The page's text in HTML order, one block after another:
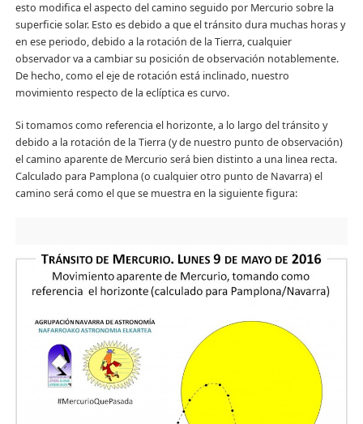
esto modifica el aspecto del camino seguido por Mercurio sobre la
superficie solar. Esto es debido a que el tránsito dura muchas horas y
en ese periodo, debido a la rotación de la Tierra, cualquier
observador va a cambiar su posición de observación notablemente.
De hecho, como el eje de rotación está inclinado, nuestro
movimiento respecto de la eclíptica es curvo.
Si tomamos como referencia el horizonte, a lo largo del tránsito y
debido a la rotación de la Tierra (y de nuestro punto de observación)
el camino aparente de Mercurio será bien distinto a una linea recta.
Calculado para Pamplona (o cualquier otro punto de Navarra) el
camino será como el que se muestra en la siguiente figura: